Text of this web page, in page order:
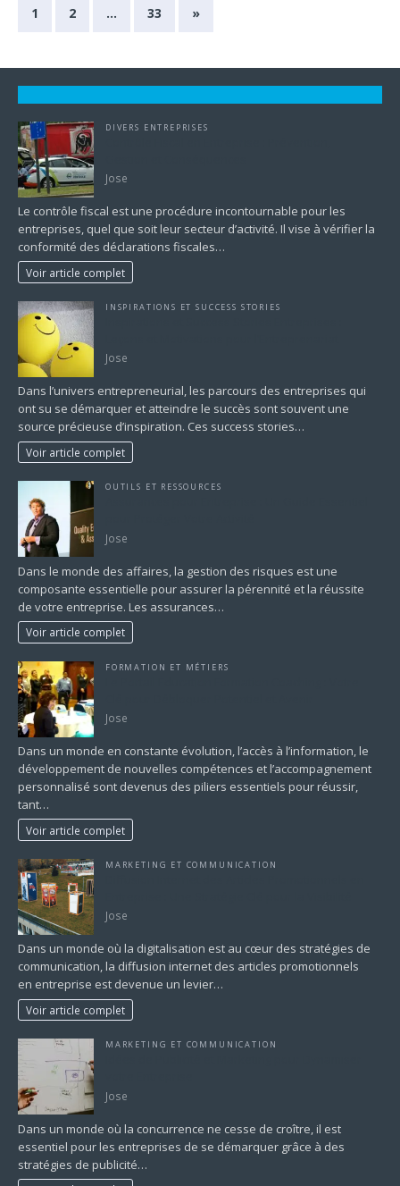
1 2 … 33 »
DIVERS ENTREPRISES
Jose
Le contrôle fiscal est une procédure incontournable pour les
entreprises, quel que soit leur secteur d’activité. Il vise à vérifier la
conformité des déclarations fiscales…
Voir article complet
INSPIRATIONS ET SUCCESS STORIES
Jose
Dans l’univers entrepreneurial, les parcours des entreprises qui
ont su se démarquer et atteindre le succès sont souvent une
source précieuse d’inspiration. Ces success stories…
Voir article complet
OUTILS ET RESSOURCES
Jose
Dans le monde des affaires, la gestion des risques est une
composante essentielle pour assurer la pérennité et la réussite
de votre entreprise. Les assurances…
Voir article complet
FORMATION ET MÉTIERS
Jose
Dans un monde en constante évolution, l’accès à l’information, le
développement de nouvelles compétences et l’accompagnement
personnalisé sont devenus des piliers essentiels pour réussir,
tant…
Voir article complet
MARKETING ET COMMUNICATION
Jose
Dans un monde où la digitalisation est au cœur des stratégies de
communication, la diffusion internet des articles promotionnels
en entreprise est devenue un levier…
Voir article complet
MARKETING ET COMMUNICATION
Jose
Dans un monde où la concurrence ne cesse de croître, il est
essentiel pour les entreprises de se démarquer grâce à des
stratégies de publicité…